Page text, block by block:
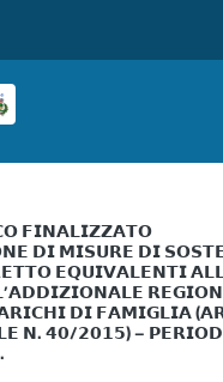
𝗙𝗜𝗡𝗔𝗟𝗜𝗭𝗭𝗔𝗧𝗢
𝗗𝗜 𝗠𝗜𝗦𝗨𝗥𝗘 𝗗𝗜
𝗘𝗤𝗨𝗜𝗩𝗔𝗟𝗘𝗡𝗧𝗜
𝗗𝗜 𝗙𝗔𝗠𝗜𝗚𝗟𝗜𝗔
𝗡. 𝟰𝟬/𝟮𝟬𝟭𝟱) –